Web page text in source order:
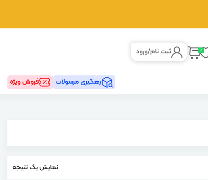
0 ثبت نام/ورود
رهگیری مرسولات فروش ویژه
نمایش یک نتیجه